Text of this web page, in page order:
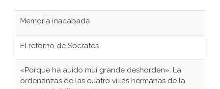
Memoria inacabada
El retorno de Sócrates
«Porque ha auido mui grande deshorden»: La
ordenanzas de las cuatro villas hermanas de la